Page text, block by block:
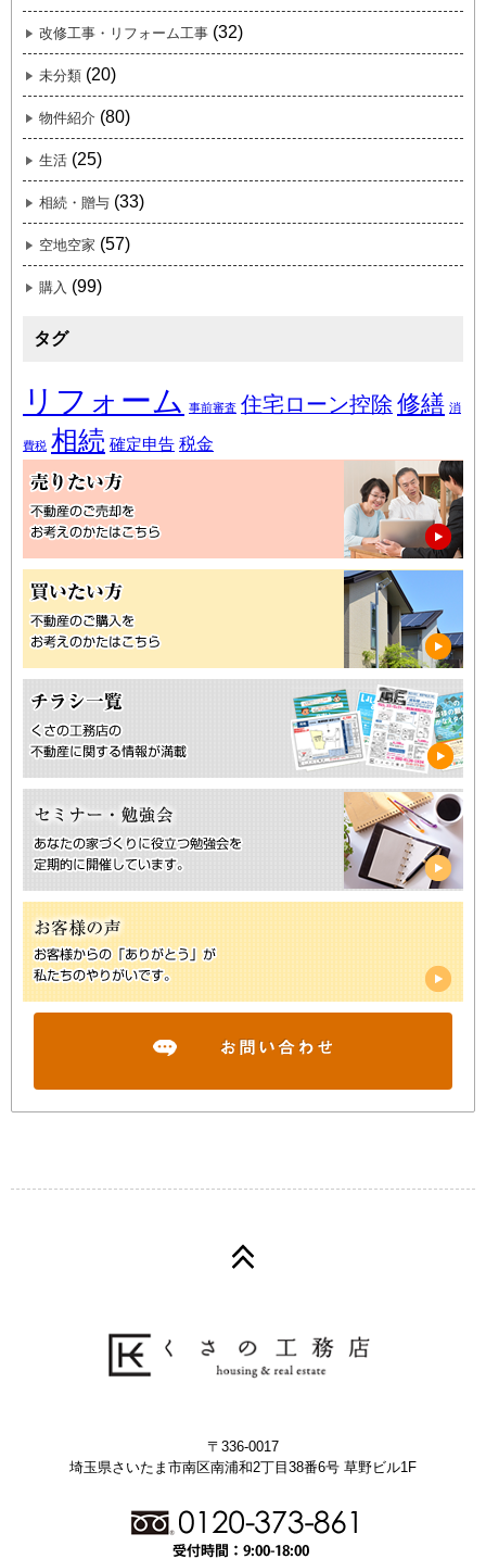
改修工事・リフォーム工事 (32)
未分類 (20)
物件紹介 (80)
生活 (25)
相続・贈与 (33)
空地空家 (57)
購入 (99)
タグ
リフォーム 事前審査 住宅ローン控除 修繕 消
費税 相続 確定申告 税金
〒336-0017
埼玉県さいたま市南区南浦和2丁目38番6号 草野ビル1F